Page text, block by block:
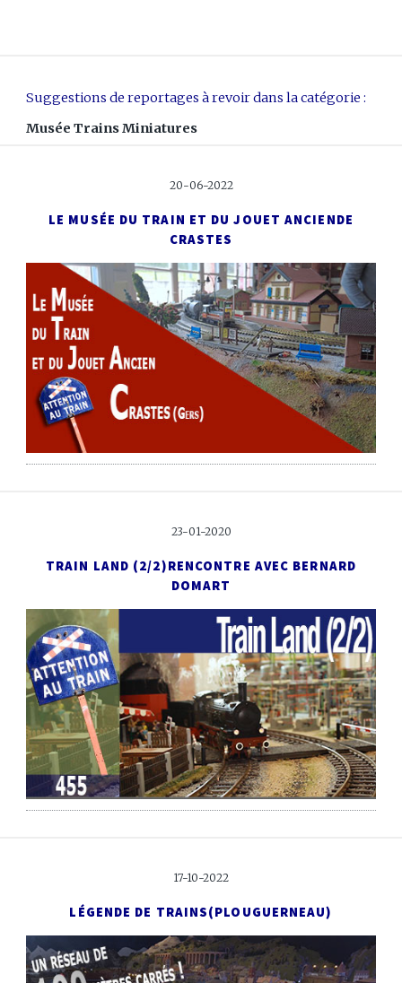
Suggestions de reportages à revoir dans la catégorie :
Musée Trains Miniatures
20-06-2022
LE MUSÉE DU TRAIN ET DU JOUET ANCIENDE
CRASTES
23-01-2020
TRAIN LAND (2/2)RENCONTRE AVEC BERNARD
DOMART
17-10-2022
LÉGENDE DE TRAINS(PLOUGUERNEAU)